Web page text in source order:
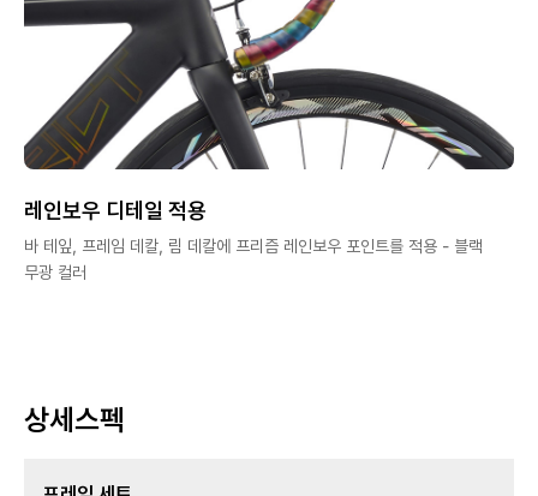
레인보우 디테일 적용
바 테잎, 프레임 데칼, 림 데칼에 프리즘 레인보우 포인트를 적용 - 블랙
무광 컬러
상세스펙